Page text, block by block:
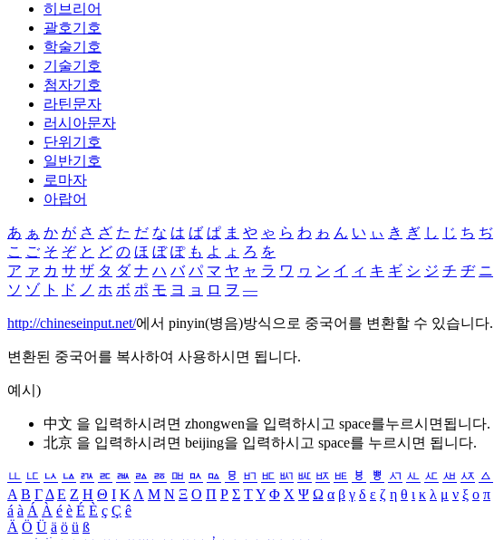
히브리어
괄호기호
학술기호
기술기호
첨자기호
라틴문자
러시아문자
단위기호
일반기호
로마자
아랍어
あ ぁ か が さ ざ た だ な は ば ぱ ま や ゃ ら わ ゎ ん い ぃ き ぎ し じ ち ぢ
こ ご そ ぞ と ど の ほ ぼ ぽ も よ ょ ろ を
ア ァ カ サ ザ タ ダ ナ ハ バ パ マ ヤ ャ ラ ワ ヮ ン イ ィ キ ギ シ ジ チ ヂ ニ
ソ ゾ ト ド ノ ホ ボ ポ モ ヨ ョ ロ ヲ ―
http://chineseinput.net/에서 pinyin(병음)방식으로 중국어를 변환할 수 있습니다.
변환된 중국어를 복사하여 사용하시면 됩니다.
예시)
中文 을 입력하시려면 zhongwen을 입력하시고 space를누르시면됩니다.
北京 을 입력하시려면 beijing을 입력하시고 space를 누르시면 됩니다.
ㅥ ㅦ ㅧ ㅨ ㅩ ㅪ ㅫ ㅬ ㅭ ㅮ ㅯ ㅰ ㅱ ㅲ ㅳ ㅴ ㅵ ㅶ ㅷ ㅸ ㅹ ㅺ ㅻ ㅼ ㅽ ㅾ ㅿ
Α Β ΓΔ Ε Ζ Η Θ Ι ΚΛ Μ Ν Ξ Ο Π Ρ Σ ΤΥ Φ Χ Ψ Ω α β γ δ ε ζ η θ ι κ λ μ ν ξ ο π
á à Á À é è É È ç Ç ê
Ä Ö Ü ä ö ü ß